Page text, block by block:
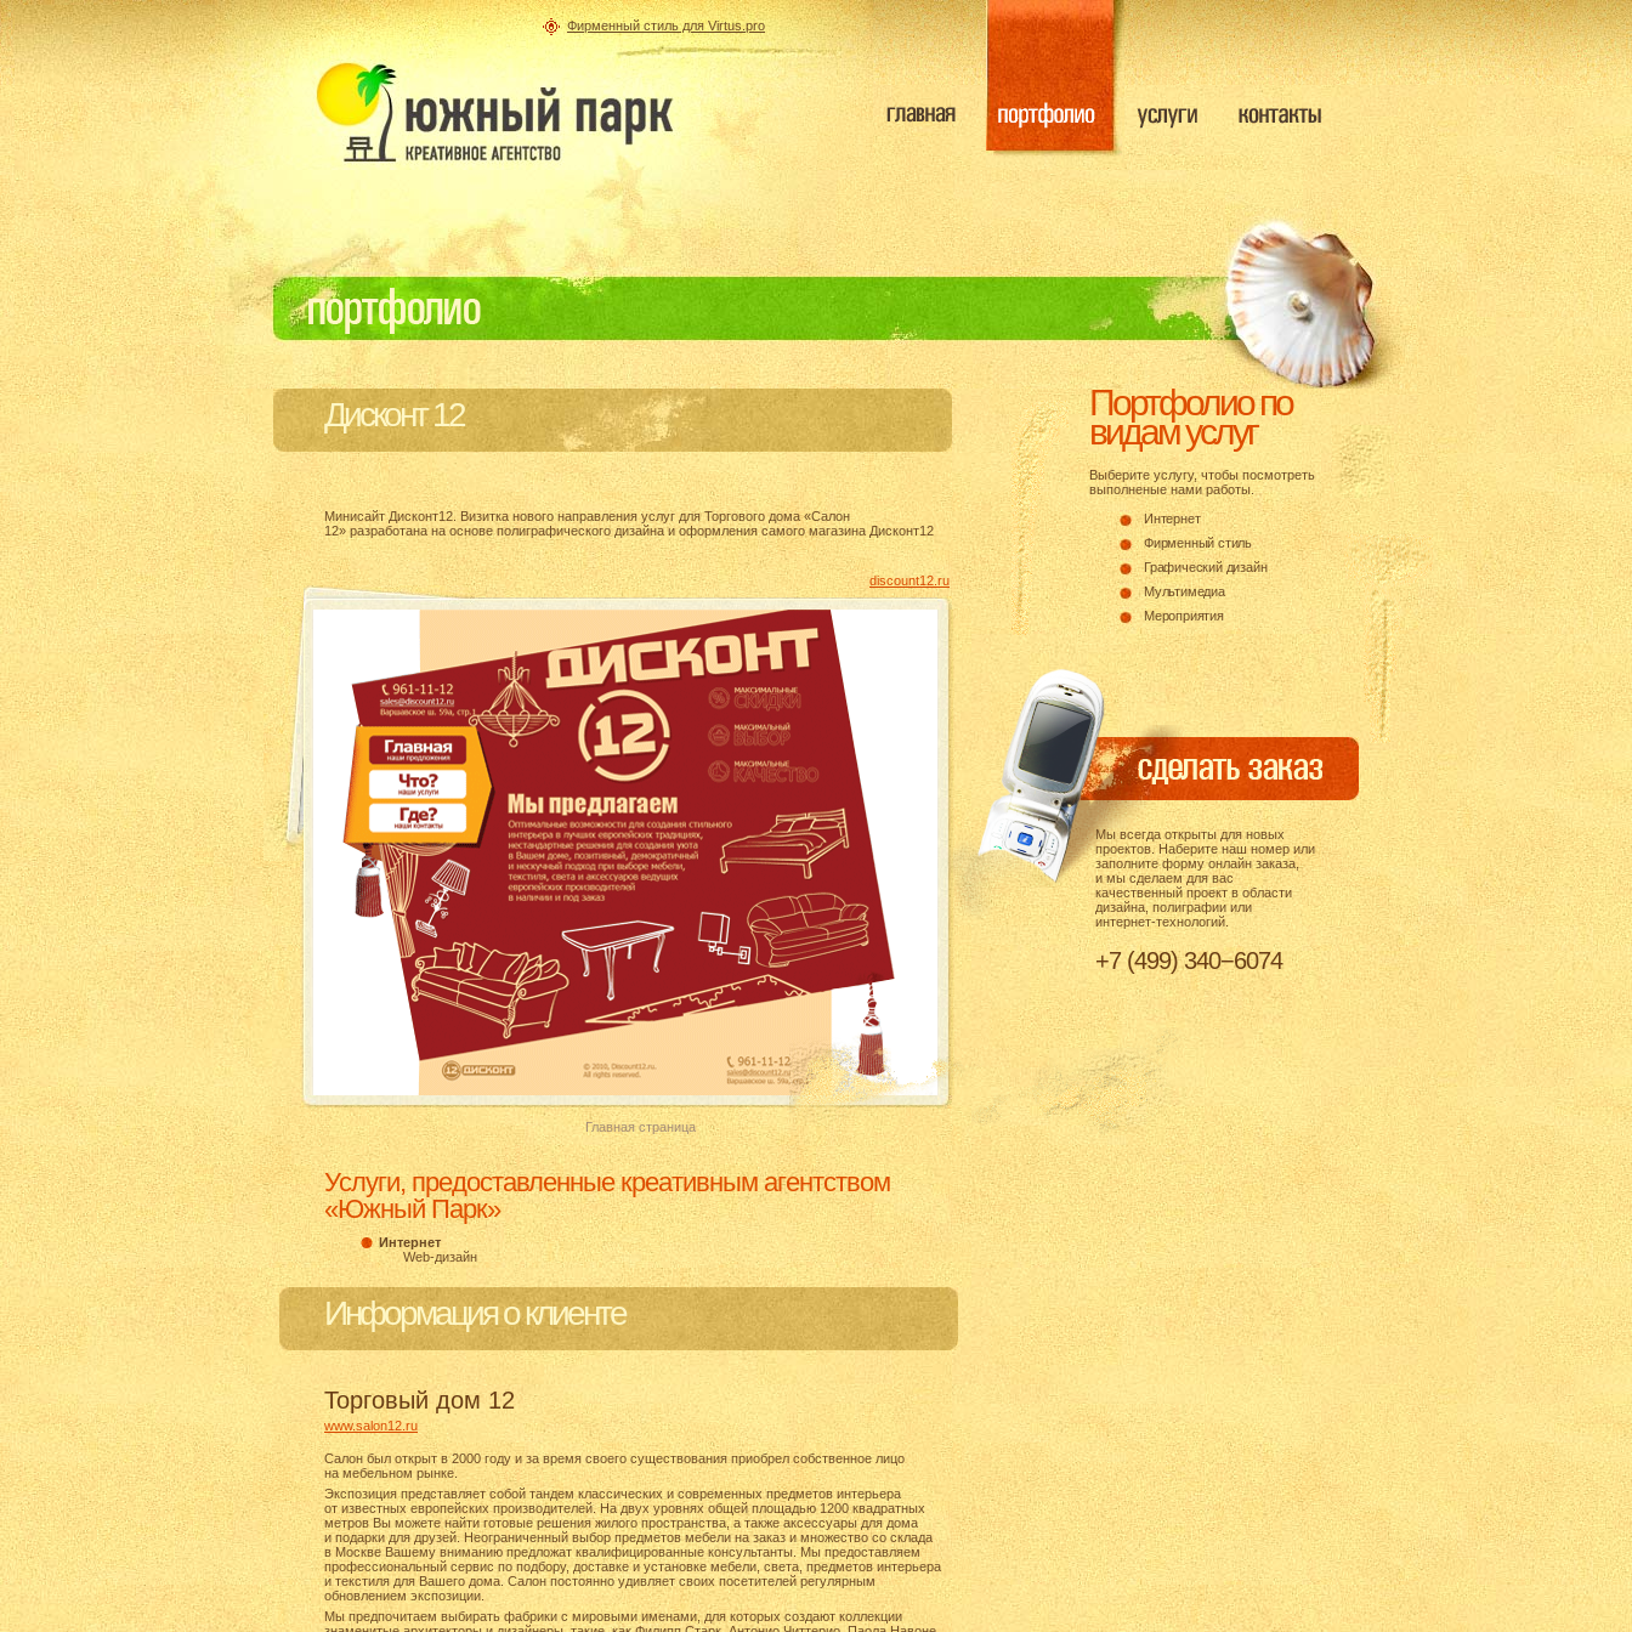
Фирменный стиль для Virtus.pro
Дисконт 12
Минисайт Дисконт12. Визитка нового направления услуг для Торгового дома «Салон
12» разработана на основе полиграфического дизайна и оформления самого магазина Дисконт12
discount12.ru
Главная страница
Услуги, предоставленные креативным агентством
«Южный Парк»
Интернет
Web-дизайн
Информация о клиенте
Торговый дом 12
www.salon12.ru
Салон был открыт в 2000 году и за время своего существования приобрел собственное лицо
на мебельном рынке.
Экспозиция представляет собой тандем классических и современных предметов интерьера
от известных европейских производителей. На двух уровнях общей площадью 1200 квадратных
метров Вы можете найти готовые решения жилого пространства, а также аксессуары для дома
и подарки для друзей. Неограниченный выбор предметов мебели на заказ и множество со склада
в Москве Вашему вниманию предложат квалифицированные консультанты. Мы предоставляем
профессиональный сервис по подбору, доставке и установке мебели, света, предметов интерьера
и текстиля для Вашего дома. Салон постоянно удивляет своих посетителей регулярным
обновлением экспозиции.
Мы предпочитаем выбирать фабрики с мировыми именами, для которых создают коллекции
Портфолио по
видам услуг
Выберите услугу, чтобы посмотреть
выполненые нами работы.
Интернет
Фирменный стиль
Графический дизайн
Мультимедиа
Мероприятия
Мы всегда открыты для новых
проектов. Наберите наш номер или
заполните форму онлайн заказа,
и мы сделаем для вас
качественный проект в области
дизайна, полиграфии или
интернет-технологий.
+7 (499) 340−6074